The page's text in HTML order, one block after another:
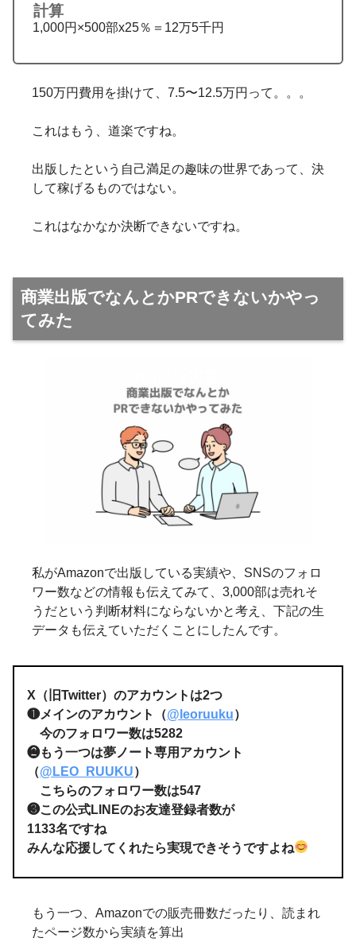
計算
1,000円×500部x25％＝12万5千円
150万円費用を掛けて、7.5〜12.5万円って。。。
これはもう、道楽ですね。
出版したという自己満足の趣味の世界であって、決
して稼げるものではない。
これはなかなか決断できないですね。
商業出版でなんとかPRできないかやっ
てみた
私がAmazonで出版している実績や、SNSのフォロ
ワー数などの情報も伝えてみて、3,000部は売れそ
うだという判断材料にならないかと考え、下記の生
データも伝えていただくことにしたんです。
X（旧Twitter）のアカウントは2つ
❶メインのアカウント（@leoruuku）
今のフォロワー数は5282
❷もう一つは夢ノート専用アカウント
（@ LEO_RUUKU）
こちらのフォロワー数は547
❸この公式LINEのお友達登録者数が
1133名ですね
みんな応援してくれたら実現できそうですよね
もう一つ、Amazonでの販売冊数だったり、読まれ
たページ数から実績を算出